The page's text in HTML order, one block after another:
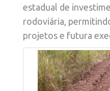
estadual de
rodoviária,
projetos e futura